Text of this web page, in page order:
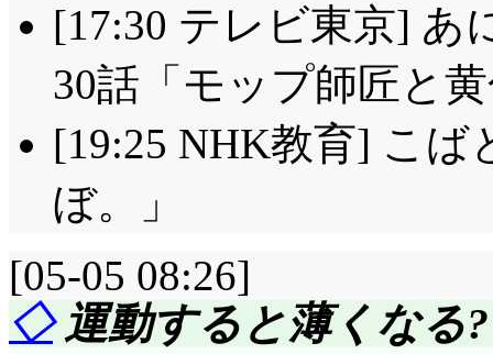
[17:30 テレビ東京] あ
30話「モップ師匠と
[19:25 NHK教育] こ
ぼ。」
[05-05 08:26]
◇運動すると薄くなる?